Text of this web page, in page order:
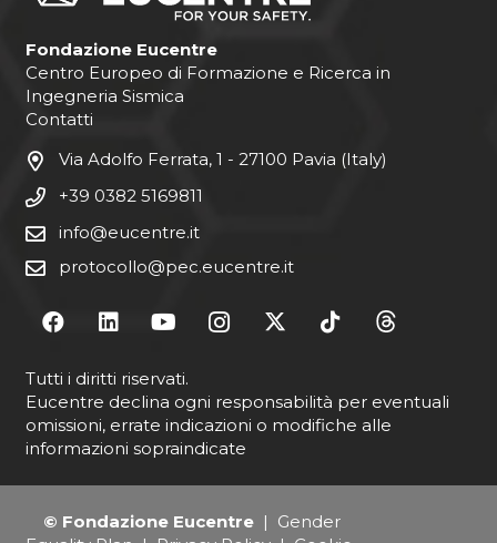
Fondazione Eucentre
Centro Europeo di Formazione e Ricerca in
Ingegneria Sismica
Contatti
Via Adolfo Ferrata, 1 - 27100 Pavia (Italy)
+39 0382 5169811
info@eucentre.it
protocollo@pec.eucentre.it
Tutti i diritti riservati.
Eucentre declina ogni responsabilità per eventuali
omissioni, errate indicazioni o modifiche alle
informazioni sopraindicate
© Fondazione Eucentre| Gender